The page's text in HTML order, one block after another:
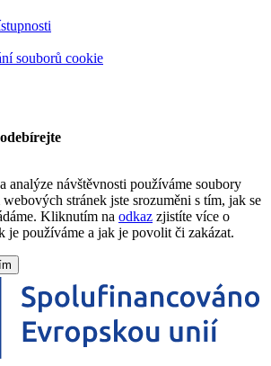
souborů cookie
analýze návštěvnosti používáme soubory
stránek jste srozuměni s tím, jak se
Kliknutím na odkaz zjistíte více o
je používáme a jak je povolit či zakázat.